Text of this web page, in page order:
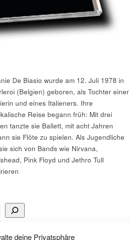
deine Privatsphäre
De Biasio wurde am 12. Juli 1978 in
(Belgien) geboren, als Tochter einer
und eines Italieners. Ihre
Reise begann früh: Mit drei
tanzte sie Ballett, mit acht Jahren
sie Flöte zu spielen. Als Jugendliche
sich von Bands wie Nirvana,
Pink Floyd und Jethro Tull
+491794761922